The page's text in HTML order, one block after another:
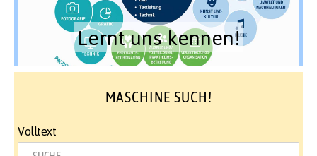
Lernt uns kennen!
MASCHINE SUCH!
Volltext